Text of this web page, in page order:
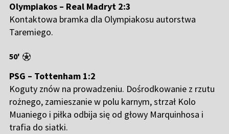
Olympiakos – Real Madryt 2:3
Kontaktowa bramka dla Olympiakosu autorstwa
Taremiego.
50'
PSG – Tottenham 1:2
Koguty znów na prowadzeniu. Dośrodkowanie z rzutu
rożnego, zamieszanie w polu karnym, strzał Kolo
Muaniego i piłka odbija się od głowy Marquinhosa i
trafia do siatki.